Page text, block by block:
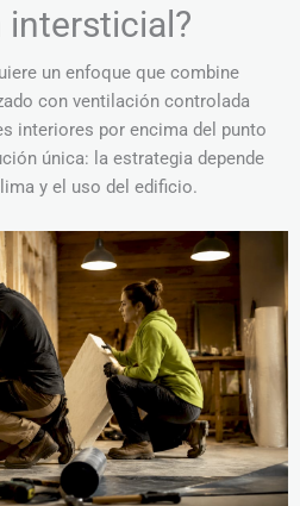
un enfoque que combine
con ventilación controlada
interiores por encima del punto
única: la estrategia depende
y el uso del edificio.